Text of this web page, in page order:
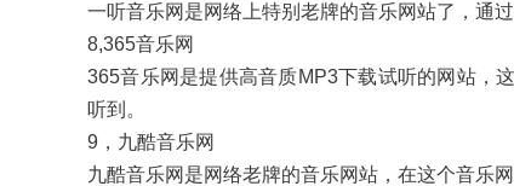
一听音乐网是网络上特别老牌的音乐网站了，通
8,365音乐网
365音乐网是提供高音质MP3下载试听的网站，
听到。
9，九酷音乐网
九酷音乐网是网络老牌的音乐网站，在这个音乐